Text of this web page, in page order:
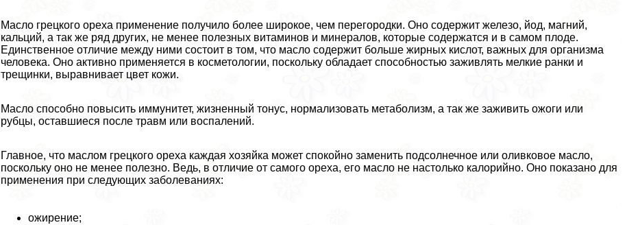
Масло грецкого ореха применение получило более широкое, чем перегородки. Оно содержит железо, йод, магний,
кальций, а так же ряд других, не менее полезных витаминов и минералов, которые содержатся и в самом плоде.
Единственное отличие между ними состоит в том, что масло содержит больше жирных кислот, важных для организма
человека. Оно активно применяется в косметологии, поскольку обладает способностью заживлять мелкие ранки и
трещинки, выравнивает цвет кожи.
Масло способно повысить иммунитет, жизненный тонус, нормализовать метаболизм, а так же заживить ожоги или
рубцы, оставшиеся после травм или воспалений.
Главное, что маслом грецкого ореха каждая хозяйка может спокойно заменить подсолнечное или оливковое масло,
поскольку оно не менее полезно. Ведь, в отличие от самого ореха, его масло не настолько калорийно. Оно показано для
применения при следующих заболеваниях:
ожирение;